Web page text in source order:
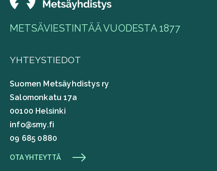
METSÄVIESTINTÄÄ VUODESTA 1877
YHTEYSTIEDOT
Suomen Metsäyhdistys ry
Salomonkatu 17a
00100 Helsinki
info@smy.fi
09 685 0880
OTA YHTEYTTÄ